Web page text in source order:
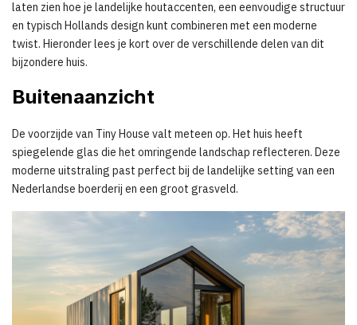
laten zien hoe je landelijke houtaccenten, een eenvoudige structuur
en typisch Hollands design kunt combineren met een moderne
twist. Hieronder lees je kort over de verschillende delen van dit
bijzondere huis.
Buitenaanzicht
De voorzijde van Tiny House valt meteen op. Het huis heeft
spiegelende glas die het omringende landschap reflecteren. Deze
moderne uitstraling past perfect bij de landelijke setting van een
Nederlandse boerderij en een groot grasveld.